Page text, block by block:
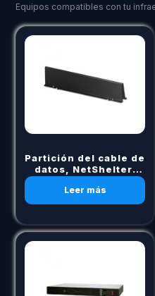
Equipos compatibles con tu
Partición del cable de
datos, NetShelter,
600 mm An
Leer más